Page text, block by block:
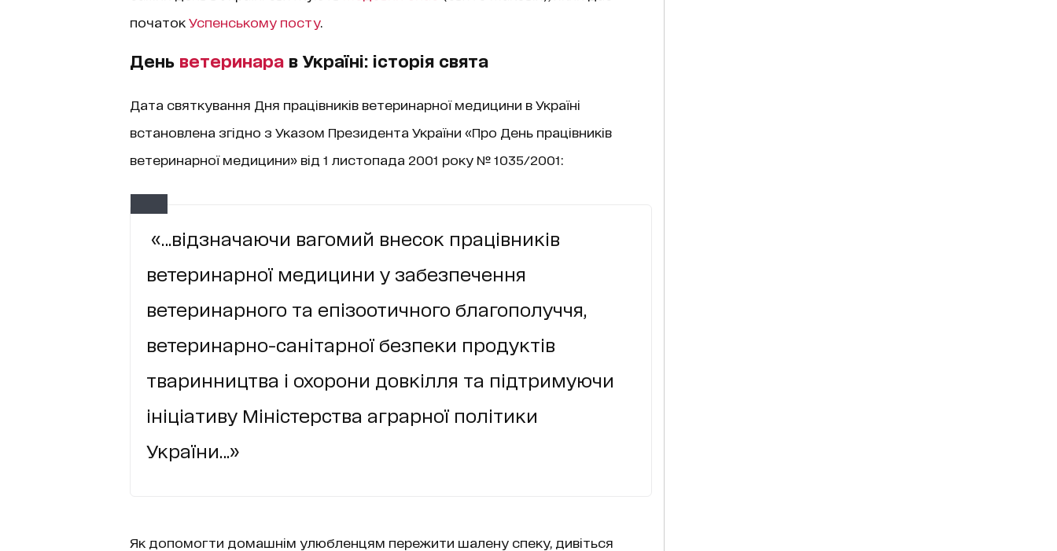
початок Успенському посту.
День ветеринарав Україні: історія свята
Дата святкування Дня працівників ветеринарної медицини в Україні
встановлена згідно з Указом Президента України «Про День працівників
ветеринарної медицини» від 1 листопада 2001 року № 1035/2001:
«…відзначаючи вагомий внесок працівників
ветеринарної медицини у забезпечення
ветеринарного та епізоотичного благополуччя,
ветеринарно-санітарної безпеки продуктів
тваринництва і охорони довкілля та підтримуючи
ініціативу Міністерства аграрної політики
України…»
Як допомогти домашнім улюбленцям пережити шалену спеку, дивіться